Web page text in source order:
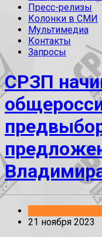
Пресс-релизы
Колонки в СМИ
Мультимедиа
Контакты
Запросы
СРЗП
21 ноября 2023